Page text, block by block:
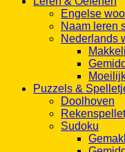
Engelse
Naam leren
Nederlands
Puzzels &
Doolhoven
Sudoku